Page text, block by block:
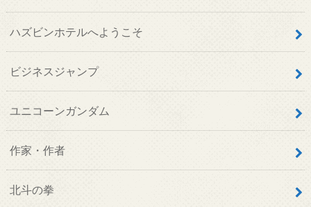
ハズビンホテルへようこそ
ビジネスジャンプ
ユニコーンガンダム
作家・作者
北斗の拳